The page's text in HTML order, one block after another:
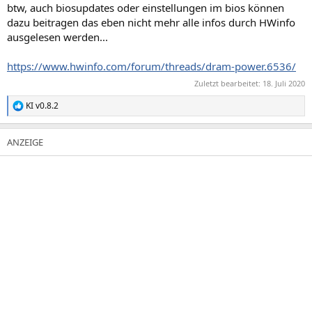
btw, auch biosupdates oder einstellungen im bios können
dazu beitragen das eben nicht mehr alle infos durch HWinfo
ausgelesen werden...
https://www.hwinfo.com/forum/threads/dram-power.6536/
Zuletzt bearbeitet: 18. Juli 2020
R
e
a
k
t
KI v0.8.2